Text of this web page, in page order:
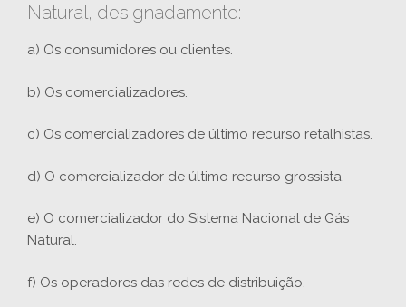
Natural, designadamente:
a) Os consumidores ou clientes.
b) Os comercializadores.
c) Os comercializadores de último recurso retalhistas.
d) O comercializador de último recurso grossista.
e) O comercializador do Sistema Nacional de Gás
Natural.
f) Os operadores das redes de distribuição.